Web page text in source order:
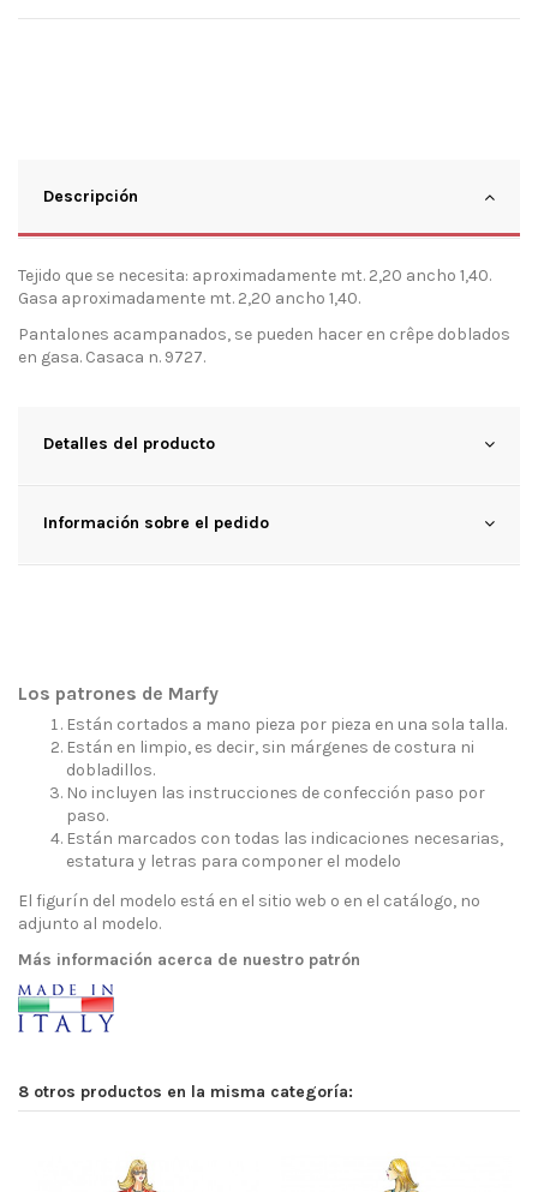
Descripción
Tejido que se necesita: aproximadamente mt. 2,20 ancho 1,40.
Gasa aproximadamente mt. 2,20 ancho 1,40.
Pantalones acampanados, se pueden hacer en crêpe doblados
en gasa. Casaca n. 9727.
Detalles del producto
Información sobre el pedido
Los patrones de Marfy
Están cortados a mano pieza por pieza en una sola talla.
Están en limpio, es decir, sin márgenes de costura ni
dobladillos.
No incluyen las instrucciones de confección paso por
paso.
Están marcados con todas las indicaciones necesarias,
estatura y letras para componer el modelo
El figurín del modelo está en el sitio web o en el catálogo, no
adjunto al modelo.
Más información acerca de nuestro patrón
8 otros productos en la misma categoría: